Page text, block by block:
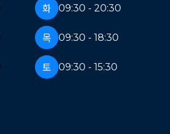
화 09:30 - 20:30
목 09:30 - 18:30
토 09:30 - 15:30